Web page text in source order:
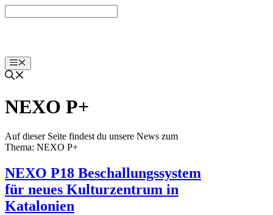
Inhalt
Menü
NEXO P+
Auf dieser Seite findest du unsere News zum
Thema: NEXO P+
NEXO P18 Beschallungssystem
für neues Kulturzentrum in
Katalonien